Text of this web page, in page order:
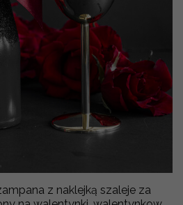
z naklejką szaleje za